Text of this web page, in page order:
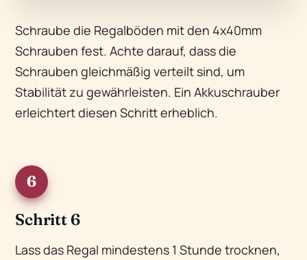
Schraube die Regalböden mit den 4x40mm
Schrauben fest. Achte darauf, dass die
Schrauben gleichmäßig verteilt sind, um
Stabilität zu gewährleisten. Ein Akkuschrauber
erleichtert diesen Schritt erheblich.
6
Schritt 6
Lass das Regal mindestens 1 Stunde trocknen,